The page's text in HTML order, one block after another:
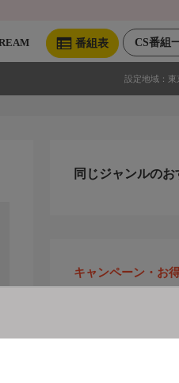
CS番組
番組表
設定地域： 東
同じジャンルのお
キャンペーン・お